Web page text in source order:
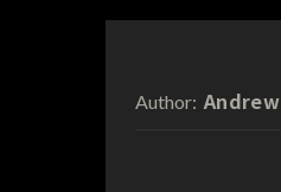
Author: Andrew